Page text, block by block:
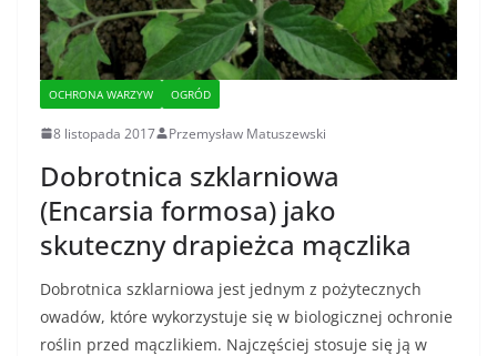
OCHRONA WARZYW OGRÓD
8 listopada 2017 Przemysław Matuszewski
Dobrotnica szklarniowa
(Encarsia formosa) jako
skuteczny drapieżca mączlika
Dobrotnica szklarniowa jest jednym z pożytecznych
owadów, które wykorzystuje się w biologicznej ochronie
roślin przed mączlikiem. Najczęściej stosuje się ją w